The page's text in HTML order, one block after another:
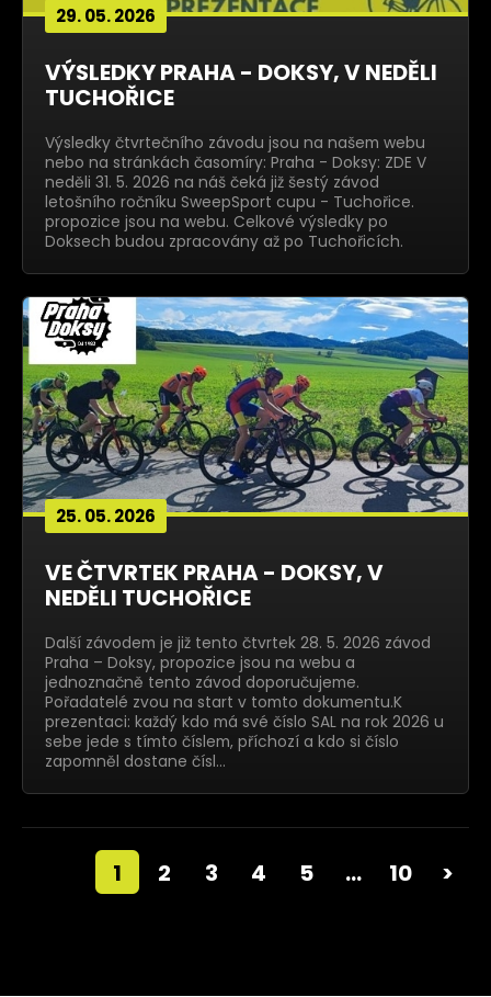
29. 05. 2026
VÝSLEDKY PRAHA - DOKSY, V NEDĚLI
TUCHOŘICE
Výsledky čtvrtečního závodu jsou na našem webu
nebo na stránkách časomíry: Praha - Doksy: ZDE V
neděli 31. 5. 2026 na náš čeká již šestý závod
letošního ročníku SweepSport cupu - Tuchořice.
propozice jsou na webu. Celkové výsledky po
Doksech budou zpracovány až po Tuchořicích.
25. 05. 2026
VE ČTVRTEK PRAHA - DOKSY, V
NEDĚLI TUCHOŘICE
Další závodem je již tento čtvrtek 28. 5. 2026 závod
Praha – Doksy, propozice jsou na webu a
jednoznačně tento závod doporučujeme.
Pořadatelé zvou na start v tomto dokumentu.K
prezentaci: každý kdo má své číslo SAL na rok 2026 u
sebe jede s tímto číslem, příchozí a kdo si číslo
zapomněl dostane čísl…
1 2 3 4 5 … 10 >